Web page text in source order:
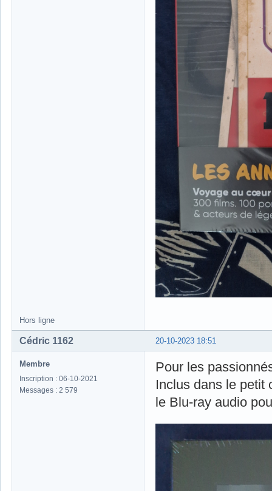
Hors ligne
20-10-2023 18:51
Cédric 1162
Membre
Inscription : 06-10-2021
Messages : 2 579
Pour les
Inclus dans le petit
le Blu-ray audio